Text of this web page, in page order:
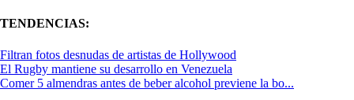
TENDENCIAS:
Filtran fotos desnudas de artistas de Hollywood
El Rugby mantiene su desarrollo en Venezuela
Comer 5 almendras antes de beber alcohol previene la bo...